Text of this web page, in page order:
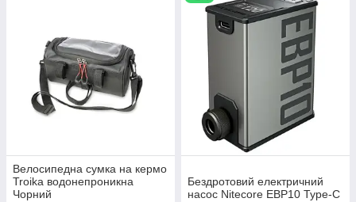
Велосипедна сумка на кермо
Troika водонепроникна
Чорний
Бездротовий електричний
насос Nitecore EBP10 Type-C